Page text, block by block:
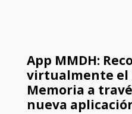
App MMDH:
virtualmente el
Memoria a
nueva